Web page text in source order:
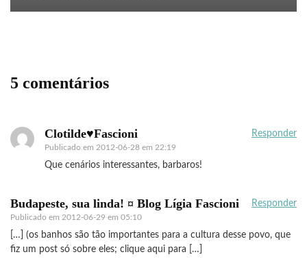
5 comentários
Clotilde♥Fascioni
Publicado em 2012-06-28 em 22:19
Responder
Que cenários interessantes, barbaros!
Budapeste, sua linda! ¤ Blog Lígia Fascioni
Publicado em 2012-06-29 em 05:10
Responder
[…] (os banhos são tão importantes para a cultura desse povo, que
fiz um post só sobre eles; clique aqui para […]